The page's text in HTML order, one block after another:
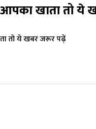
खाता तो ये
तो ये खबर जरूर पढ़ें